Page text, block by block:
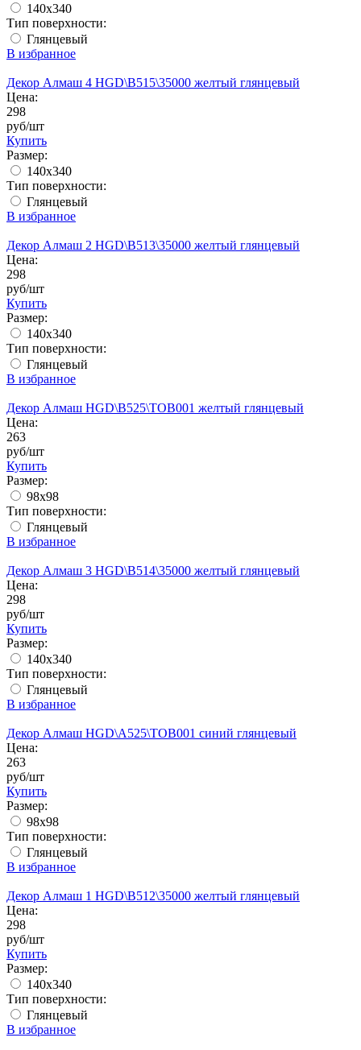
140x340
Тип поверхности:
Глянцевый
В избранное
Декор Алмаш 4 HGD\B515\35000 желтый глянцевый
Цена:
298
руб/шт
Купить
Размер:
140x340
Тип поверхности:
Глянцевый
В избранное
Декор Алмаш 2 HGD\B513\35000 желтый глянцевый
Цена:
298
руб/шт
Купить
Размер:
140x340
Тип поверхности:
Глянцевый
В избранное
Декор Алмаш HGD\B525\TOB001 желтый глянцевый
Цена:
263
руб/шт
Купить
Размер:
98x98
Тип поверхности:
Глянцевый
В избранное
Декор Алмаш 3 HGD\B514\35000 желтый глянцевый
Цена:
298
руб/шт
Купить
Размер:
140x340
Тип поверхности:
Глянцевый
В избранное
Декор Алмаш HGD\A525\TOB001 синий глянцевый
Цена:
263
руб/шт
Купить
Размер:
98x98
Тип поверхности:
Глянцевый
В избранное
Декор Алмаш 1 HGD\B512\35000 желтый глянцевый
Цена:
298
руб/шт
Купить
Размер:
140x340
Тип поверхности:
Глянцевый
В избранное